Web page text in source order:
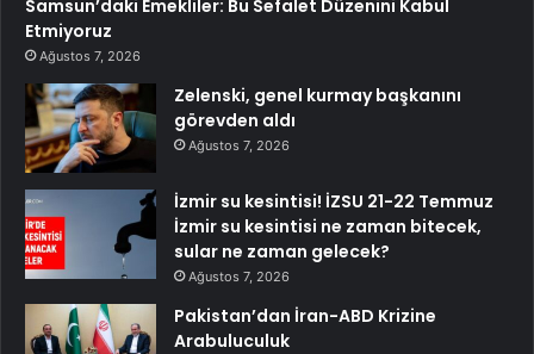
Samsun’daki Emekliler: Bu Sefalet Düzenini Kabul
Etmiyoruz
Ağustos 7, 2026
Zelenski, genel kurmay başkanını
görevden aldı
Ağustos 7, 2026
İzmir su kesintisi! İZSU 21-22 Temmuz
İzmir su kesintisi ne zaman bitecek,
sular ne zaman gelecek?
Ağustos 7, 2026
Pakistan’dan İran-ABD Krizine
Arabuluculuk